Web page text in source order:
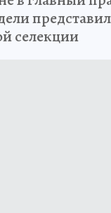
селекции